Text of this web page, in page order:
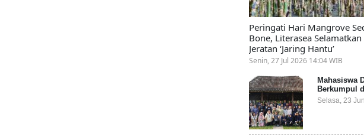
Peringati Hari Mangrove
Bone, Literasea
Jeratan ‘Jaring Hantu’
Senin, 27 Jul 2026 14:04 WIB
Mahasiswa
Berkumpul
Mitigasi
Global
Selasa, 23